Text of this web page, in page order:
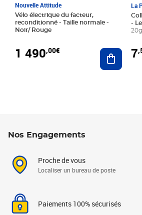
Nouvelle Attitude
Vélo électrique du facteur,
reconditionné - Taille normale -
Noir/ Rouge
1 490,00€ Ajouter
La
-
7
Nos Engagements
Proche de vous
Localiser un bureau de poste
Paiements 100% sécurisés